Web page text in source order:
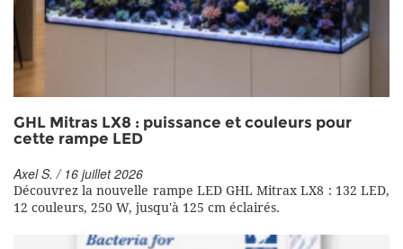
GHL Mitras LX8 : puissance et couleurs pour
cette rampe LED
Axel S. / 16 juillet 2026
Découvrez la nouvelle rampe LED GHL Mitrax LX8 : 132 LED,
12 couleurs, 250 W, jusqu'à 125 cm éclairés.